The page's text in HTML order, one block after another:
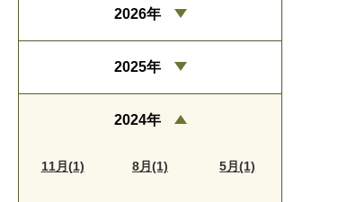
2026年
2025年
2024年
11月(1) 8月(1) 5月(1)